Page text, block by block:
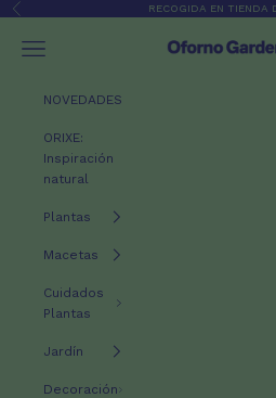
Ir al contenido
Anterior RECOGIDA EN TIENDA
Oforno Garden
Menú
NOVEDADES
ORIXE:
Inspiración
natural
Plantas
Macetas
Cuidados
Plantas
Jardín
Decoración